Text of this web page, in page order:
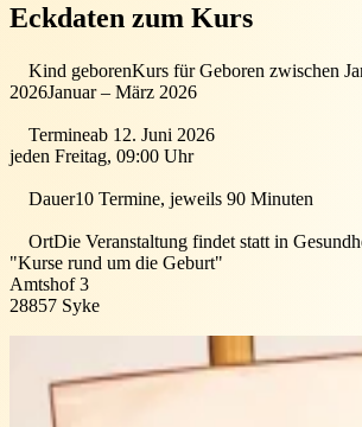
Eckdaten zum Kurs
Kind geborenKurs für Geboren zwischen
2026Januar – März 2026
Termineab 12. Juni 2026
jeden Freitag, 09:00 Uhr
Dauer10 Termine, jeweils 90 Minuten
OrtDie Veranstaltung findet statt in
"Kurse rund um die Geburt"
Amtshof 3
28857 Syke